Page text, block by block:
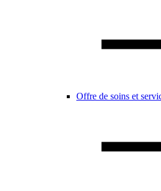
Offre de soins et